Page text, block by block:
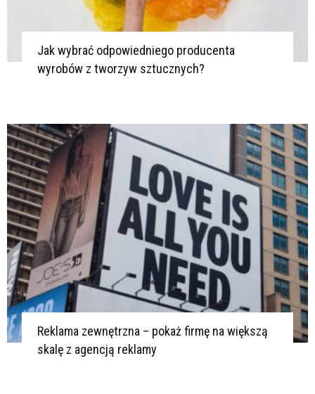
Jak wybrać odpowiedniego producenta
wyrobów z tworzyw sztucznych?
Reklama zewnętrzna – pokaż firmę na większą
skalę z agencją reklamy